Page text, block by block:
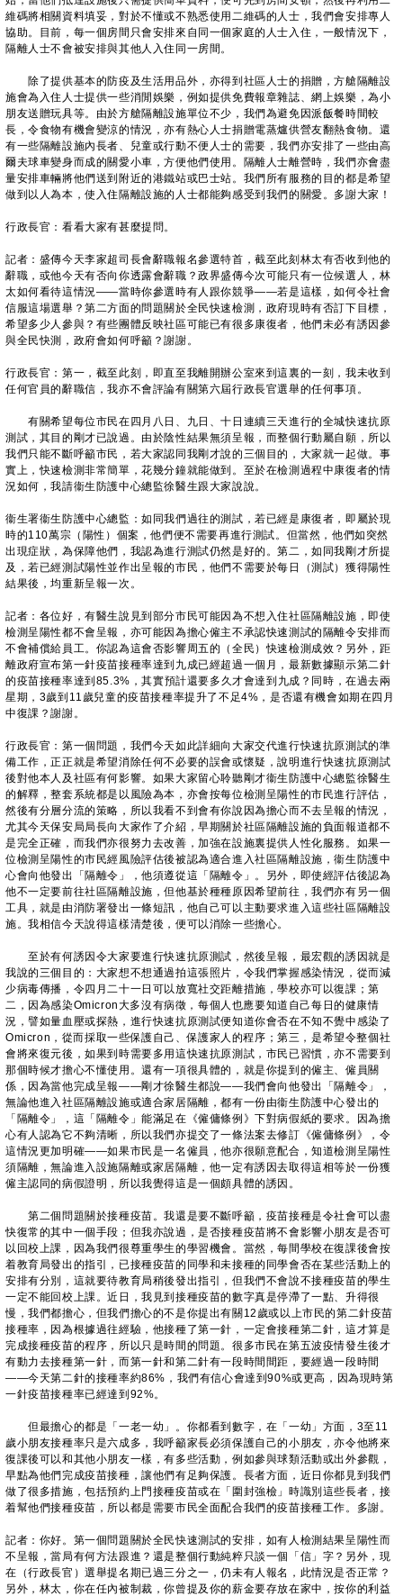
維碼將相關資料填妥，對於不懂或不熟悉使用二維碼的人士，我們會安排專人
協助。目前，每一個房間只會安排來自同一個家庭的人士入住，一般情況下，
隔離人士不會被安排與其他人入住同一房間。
除了提供基本的防疫及生活用品外，亦得到社區人士的捐贈，方艙隔離設
施會為入住人士提供一些消閒娛樂，例如提供免費報章雜誌、網上娛樂，為小
朋友送贈玩具等。由於方艙隔離設施單位不少，我們為避免因派飯餐時間較
長，令食物有機會變涼的情況，亦有熱心人士捐贈電蒸爐供營友翻熱食物。還
有一些隔離設施內長者、兒童或行動不便人士的需要，我們亦安排了一些由高
爾夫球車變身而成的關愛小車，方便他們使用。隔離人士離營時，我們亦會盡
量安排車輛將他們送到附近的港鐵站或巴士站。我們所有服務的目的都是希望
做到以人為本，使入住隔離設施的人士都能夠感受到我們的關愛。多謝大家！
行政長官：看看大家有甚麼提問。
記者：盛傳今天李家超司長會辭職報名參選特首，截至此刻林太有否收到他的
辭職，或他今天有否向你透露會辭職？政界盛傳今次可能只有一位候選人，林
太如何看待這情況——當時你參選時有人跟你競爭——若是這樣，如何令社會
信服這場選舉？第二方面的問題關於全民快速檢測，政府現時有否訂下目標，
希望多少人參與？有些團體反映社區可能已有很多康復者，他們未必有誘因參
與全民快測，政府會如何呼籲？謝謝。
行政長官：第一，截至此刻，即直至我離開辦公室來到這裏的一刻，我未收到
任何官員的辭職信，我亦不會評論有關第六屆行政長官選舉的任何事項。
有關希望每位市民在四月八日、九日、十日連續三天進行的全城快速抗原
測試，其目的剛才已說過。由於陰性結果無須呈報，而整個行動屬自願，所以
我們只能不斷呼籲市民，若大家認同我剛才說的三個目的，大家就一起做。事
實上，快速檢測非常簡單，花幾分鐘就能做到。至於在檢測過程中康復者的情
況如何，我請衞生防護中心總監徐醫生跟大家說說。
衞生署衞生防護中心總監：如同我們過往的測試，若已經是康復者，即屬於現
時的110萬宗（陽性）個案，他們便不需要再進行測試。但當然，他們如突然
出現症狀，為保障他們，我認為進行測試仍然是好的。第二，如同我剛才所提
及，若已經測試陽性並作出呈報的市民，他們不需要於每日（測試）獲得陽性
結果後，均重新呈報一次。
記者：各位好，有醫生說見到部分市民可能因為不想入住社區隔離設施，即使
檢測呈陽性都不會呈報，亦可能因為擔心僱主不承認快速測試的隔離令安排而
不會補償給員工。你認為這會否影響周五的（全民）快速檢測成效？另外，距
離政府宣布第一針疫苗接種率達到九成已經超過一個月，最新數據顯示第二針
的疫苗接種率達到85.3%，其實預計還要多久才會達到九成？同時，在過去兩
星期，3歲到11歲兒童的疫苗接種率提升了不足4%，是否還有機會如期在四月
中復課？謝謝。
行政長官：第一個問題，我們今天如此詳細向大家交代進行快速抗原測試的準
備工作，正正就是希望消除任何不必要的誤會或懷疑，說明進行快速抗原測試
後對他本人及社區有何影響。如果大家留心聆聽剛才衞生防護中心總監徐醫生
的解釋，整套系統都是以風險為本，亦會按每位檢測呈陽性的市民進行評估，
然後有分層分流的策略，所以我看不到會有你說因為擔心而不去呈報的情況，
尤其今天保安局局長向大家作了介紹，早期關於社區隔離設施的負面報道都不
是完全正確，而我們亦很努力去改善，加強在設施裏提供人性化服務。如果一
位檢測呈陽性的市民經風險評估後被認為適合進入社區隔離設施，衞生防護中
心會向他發出「隔離令」，他須遵從這「隔離令」。另外，即使經評估後認為
他不一定要前往社區隔離設施，但他基於種種原因希望前往，我們亦有另一個
工具，就是由消防署發出一條短訊，他自己可以主動要求進入這些社區隔離設
施。我相信今天說得這樣清楚後，便可以消除一些擔心。
至於有何誘因令大家要進行快速抗原測試，然後呈報，最宏觀的誘因就是
我說的三個目的：大家想不想通過拍這張照片，令我們掌握感染情況，從而減
少病毒傳播，令四月二十一日可以放寬社交距離措施，學校亦可以復課；第
二，因為感染Omicron大多沒有病徵，每個人也應要知道自己每日的健康情
況，譬如量血壓或探熱，進行快速抗原測試便知道你會否在不知不覺中感染了
Omicron，從而採取一些保護自己、保護家人的程序；第三，是希望令整個社
會將來復元後，如果到時需要多用這快速抗原測試，市民已習慣，亦不需要到
那個時候才擔心不懂使用。還有一項很具體的，就是你提到的僱主、僱員關
係，因為當他完成呈報——剛才徐醫生都說——我們會向他發出「隔離令」，
無論他進入社區隔離設施或適合家居隔離，都有一份由衞生防護中心發出的
「隔離令」，這「隔離令」能滿足在《僱傭條例》下對病假紙的要求。因為擔
心有人認為它不夠清晰，所以我們亦提交了一條法案去修訂《僱傭條例》，令
這情況更加明確——如果市民是一名僱員，他亦很願意配合，知道檢測呈陽性
須隔離，無論進入設施隔離或家居隔離，他一定有誘因去取得這相等於一份獲
僱主認同的病假證明，所以我覺得這是一個頗具體的誘因。
第二個問題關於接種疫苗。我還是要不斷呼籲，疫苗接種是令社會可以盡
快復常的其中一個手段；但我亦說過，是否接種疫苗將不會影響小朋友是否可
以回校上課，因為我們很尊重學生的學習機會。當然，每間學校在復課後會按
着教育局發出的指引，已接種疫苗的同學和未接種的同學會否在某些活動上的
安排有分別，這就要待教育局稍後發出指引，但我們不會說不接種疫苗的學生
一定不能回校上課。近日，我見到接種疫苗的數字真是停滯了一點、升得很
慢，我們都擔心，但我們擔心的不是你提出有關12歲或以上市民的第二針疫苗
接種率，因為根據過往經驗，他接種了第一針，一定會接種第二針，這才算是
完成接種疫苗的程序，所以只是時間的問題。很多市民在第五波疫情發生後才
有動力去接種第一針，而第一針和第二針有一段時間間距，要經過一段時間
——今天第二針的接種率約86%，我們有信心會達到90%或更高，因為現時第
一針疫苗接種率已經達到92%。
但最擔心的都是「一老一幼」。你都看到數字，在「一幼」方面，3至11
歲小朋友接種率只是六成多，我呼籲家長必須保護自己的小朋友，亦令他將來
復課後可以和其他小朋友一樣，有多些活動，例如參與球類活動或出外參觀，
早點為他們完成疫苗接種，讓他們有足夠保護。長者方面，近日你都見到我們
做了很多措施，包括預約上門接種疫苗或在「圍封強檢」時識別這些長者，接
着幫他們接種疫苗，所以都是需要市民全面配合我們的疫苗接種工作。多謝。
記者：你好。第一個問題關於全民快速測試的安排，如有人檢測結果呈陽性而
不呈報，當局有何方法跟進？還是整個行動純粹只談一個「信」字？另外，現
在（行政長官）選舉提名期已過三分之一，仍未有人報名，此情況是否正常？
另外，林太，你在任內被制裁，你曾提及你的薪金要存放在家中，按你的利益